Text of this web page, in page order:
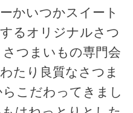
かいつかスイート
るオリジナルさつ
つまいもの専門会
たり良質なさつま
こだわってきまし